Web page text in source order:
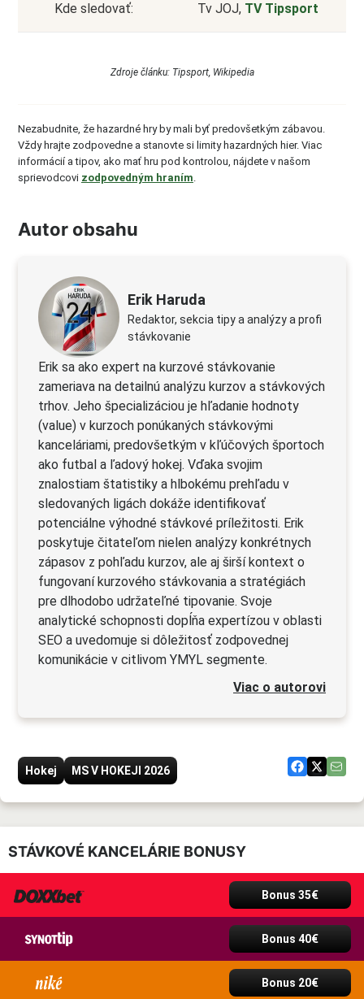
Kde sledovať: Tv JOJ, TV Tipsport
Zdroje článku: Tipsport, Wikipedia
Nezabudnite, že hazardné hry by mali byť predovšetkým zábavou.
Vždy hrajte zodpovedne a stanovte si limity hazardných hier. Viac
informácií a tipov, ako mať hru pod kontrolou, nájdete v našom
sprievodcovi zodpovedným hraním.
Autor obsahu
Erik Haruda
Redaktor, sekcia tipy a analýzy a profi
stávkovanie
Erik sa ako expert na kurzové stávkovanie
zameriava na detailnú analýzu kurzov a stávkových
trhov. Jeho špecializáciou je hľadanie hodnoty
(value) v kurzoch ponúkaných stávkovými
kanceláriami, predovšetkým v kľúčových športoch
ako futbal a ľadový hokej. Vďaka svojim
znalostiam štatistiky a hlbokému prehľadu v
sledovaných ligách dokáže identifikovať
potenciálne výhodné stávkové príležitosti. Erik
poskytuje čitateľom nielen analýzy konkrétnych
zápasov z pohľadu kurzov, ale aj širší kontext o
fungovaní kurzového stávkovania a stratégiách
pre dlhodobo udržateľné tipovanie. Svoje
analytické schopnosti dopĺňa expertízou v oblasti
SEO a uvedomuje si dôležitosť zodpovednej
komunikácie v citlivom YMYL segmente.
Viac o autorovi
Hokej MS V HOKEJI 2026
STÁVKOVÉ KANCELÁRIE BONUSY
Bonus 35€
Bonus 40€
Bonus 20€